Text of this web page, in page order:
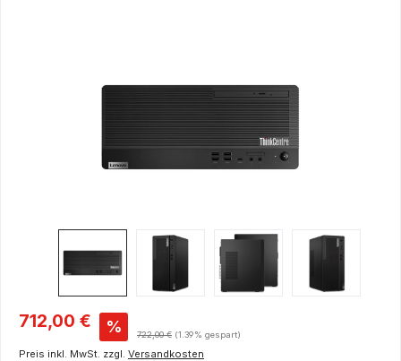
Verkaufspreis:
712,00 € % Regulärer Preis:
722,00 € (1.39% gespart)
Preis inkl. MwSt. zzgl. Versandkosten